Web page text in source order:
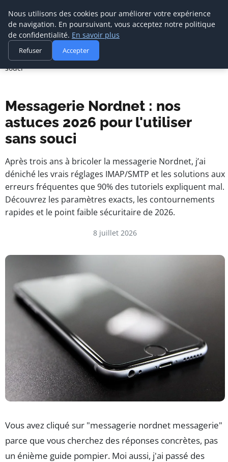
Agence Media Com
Communication digitale & stratégie web
Accueil
Messagerie Nordnet : nos astuces 2026 pour l'utiliser sans
souci
Messagerie Nordnet : nos
astuces 2026 pour l'utiliser
sans souci
Après trois ans à bricoler la messagerie Nordnet, j’ai
déniché les vrais réglages IMAP/SMTP et les solutions aux
erreurs fréquentes que 90% des tutoriels expliquent mal.
Découvrez les paramètres exacts, les contournements
rapides et le point faible sécuritaire de 2026.
8 juillet 2026
Vous avez cliqué sur "messagerie nordnet messagerie"
parce que vous cherchez des réponses concrètes, pas
un énième guide pompier. Moi aussi, j'ai passé des
Nous utilisons des cookies pour améliorer votre expérience
de navigation. En poursuivant, vous acceptez notre politique
de confidentialité. En savoir plus
Refuser Accepter